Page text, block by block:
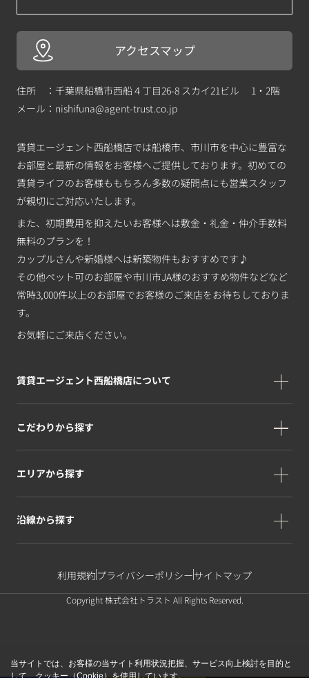
アクセスマップ
住所 ：千葉県船橋市西船４丁目26-8 スカイ21ビル 1・2階
メール： nishifuna@agent-trust.co.jp
賃貸エージェント西船橋店では船橋市、市川市を中心に豊富な
お部屋と最新の情報をお客様へご提供しております。初めての
賃貸ライフのお客様ももちろん多数の疑問点にも営業スタッフ
が親切にご対応いたします。
また、初期費用を抑えたいお客様へは敷金・礼金・仲介手数料
無料のプランを！
カップルさんや新婚様へは新築物件もおすすめです♪
その他ペット可のお部屋や市川市JA様のおすすめ物件などなど
常時3,000件以上のお部屋でお客様のご来店をお待ちしておりま
す。
お気軽にご来店ください。
賃貸エージェント西船橋店について
こだわりから探す
エリアから探す
沿線から探す
利用規約プライバシーポリシーサイトマップ
Copyright 株式会社トラスト All Rights Reserved.
当サイトでは、お客様の当サイト利用状況把握、サービス向上検討を目的と
して、クッキー（Cookie）を使用しています。